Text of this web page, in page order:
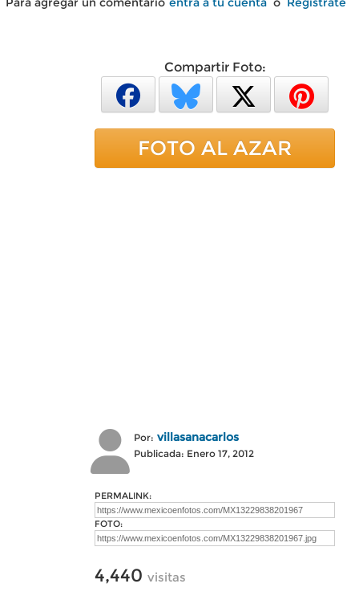
Compartir Foto:
FOTO AL AZAR
Por: villasanacarlos
Publicada: Enero 17, 2012
PERMALINK:
FOTO:
4,440 visitas